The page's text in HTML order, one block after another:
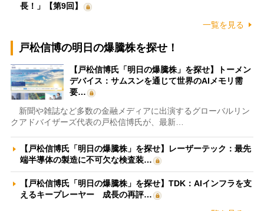
長！」【第9回】
一覧を見る
戸松信博の明日の爆騰株を探せ！
【戸松信博氏「明日の爆騰株」を探せ】トーメン
デバイス：サムスンを通じて世界のAIメモリ需
要…
新聞や雑誌など多数の金融メディアに出演するグローバルリン
クアドバイザーズ代表の戸松信博氏が、最新…
【戸松信博氏「明日の爆騰株」を探せ】レーザーテック：最先
端半導体の製造に不可欠な検査装…
【戸松信博氏「明日の爆騰株」を探せ】TDK：AIインフラを支
えるキープレーヤー 成長の再評…